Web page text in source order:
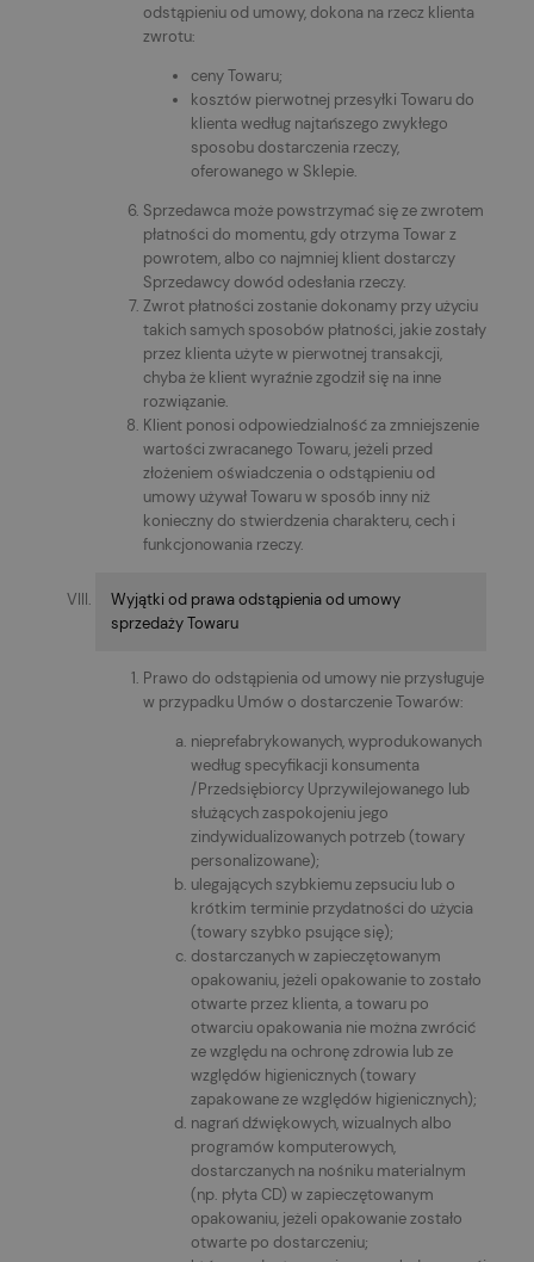
odstąpieniu od umowy, dokona na rzecz klienta
zwrotu:
ceny Towaru;
kosztów pierwotnej przesyłki Towaru do
klienta według najtańszego zwykłego
sposobu dostarczenia rzeczy,
oferowanego w Sklepie.
Sprzedawca może powstrzymać się ze zwrotem
płatności do momentu, gdy otrzyma Towar z
powrotem, albo co najmniej klient dostarczy
Sprzedawcy dowód odesłania rzeczy.
Zwrot płatności zostanie dokonamy przy użyciu
takich samych sposobów płatności, jakie zostały
przez klienta użyte w pierwotnej transakcji,
chyba że klient wyraźnie zgodził się na inne
rozwiązanie.
Klient ponosi odpowiedzialność za zmniejszenie
wartości zwracanego Towaru, jeżeli przed
złożeniem oświadczenia o odstąpieniu od
umowy używał Towaru w sposób inny niż
konieczny do stwierdzenia charakteru, cech i
funkcjonowania rzeczy.
Wyjątki od prawa odstąpienia od umowy
sprzedaży Towaru
Prawo do odstąpienia od umowy nie przysługuje
w przypadku Umów o dostarczenie Towarów:
nieprefabrykowanych, wyprodukowanych
według specyfikacji konsumenta
/Przedsiębiorcy Uprzywilejowanego lub
służących zaspokojeniu jego
zindywidualizowanych potrzeb (towary
personalizowane);
ulegających szybkiemu zepsuciu lub o
krótkim terminie przydatności do użycia
(towary szybko psujące się);
dostarczanych w zapieczętowanym
opakowaniu, jeżeli opakowanie to zostało
otwarte przez klienta, a towaru po
otwarciu opakowania nie można zwrócić
ze względu na ochronę zdrowia lub ze
względów higienicznych (towary
zapakowane ze względów higienicznych);
nagrań dźwiękowych, wizualnych albo
programów komputerowych,
dostarczanych na nośniku materialnym
(np. płyta CD) w zapieczętowanym
opakowaniu, jeżeli opakowanie zostało
otwarte po dostarczeniu;